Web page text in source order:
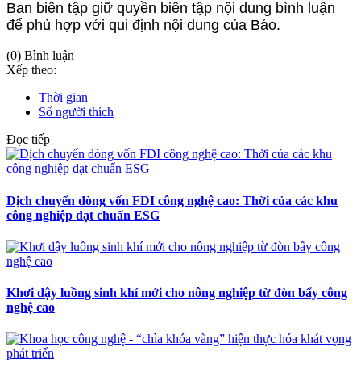
Ban biên tập giữ quyền biên tập nội dung bình luận
để phù hợp với qui định nội dung của Báo.
(0) Bình luận
Xếp theo:
Thời gian
Số người thích
Đọc tiếp
Dịch chuyển dòng vốn FDI công nghệ cao: Thời của các khu
công nghiệp đạt chuẩn ESG
Khơi dậy luồng sinh khí mới cho nông nghiệp từ đòn bẩy công
nghệ cao